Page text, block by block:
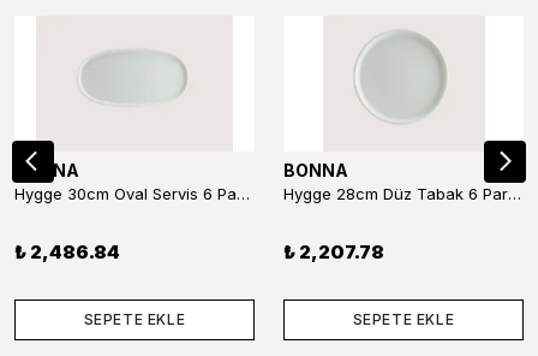
BONNA
Hygge 30cm Oval Servis 6 Parça
₺ 2,486.84
SEPETE EKLE
BONNA
Hygge 28cm Düz Tabak 6 Parça
₺ 2,207.78
SEPETE EKLE